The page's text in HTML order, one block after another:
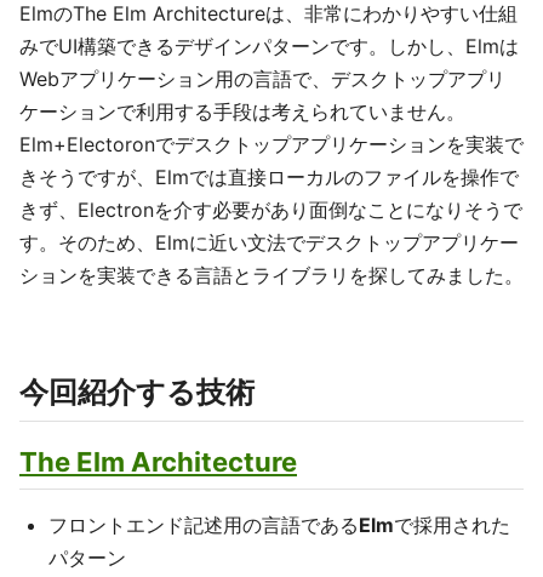
ElmのThe Elm Architectureは、非常にわかりやすい仕組
みでUI構築できるデザインパターンです。しかし、Elmは
Webアプリケーション用の言語で、デスクトップアプリ
ケーションで利用する手段は考えられていません。
Elm+Electoronでデスクトップアプリケーションを実装で
きそうですが、Elmでは直接ローカルのファイルを操作で
きず、Electronを介す必要があり面倒なことになりそうで
す。そのため、Elmに近い文法でデスクトップアプリケー
ションを実装できる言語とライブラリを探してみました。
今回紹介する技術
The Elm Architecture
フロントエンド記述用の言語であるElmで採用された
パターン